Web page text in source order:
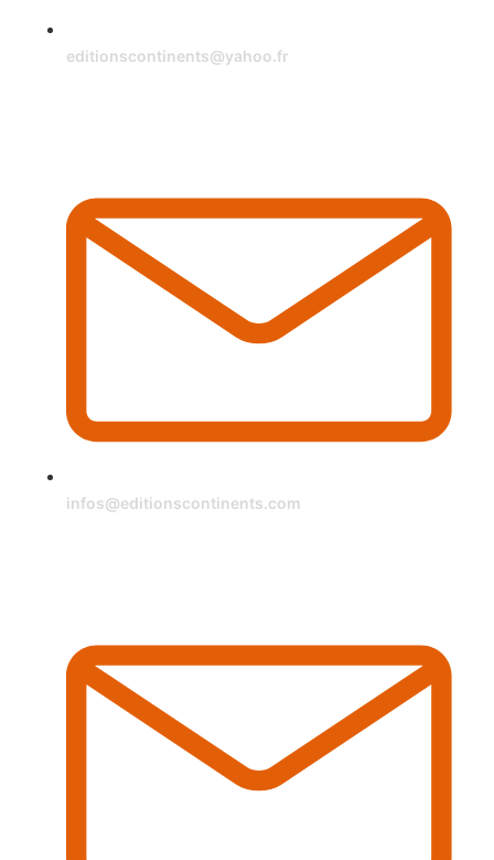
editionscontinents@yahoo.fr
infos@editionscontinents.com